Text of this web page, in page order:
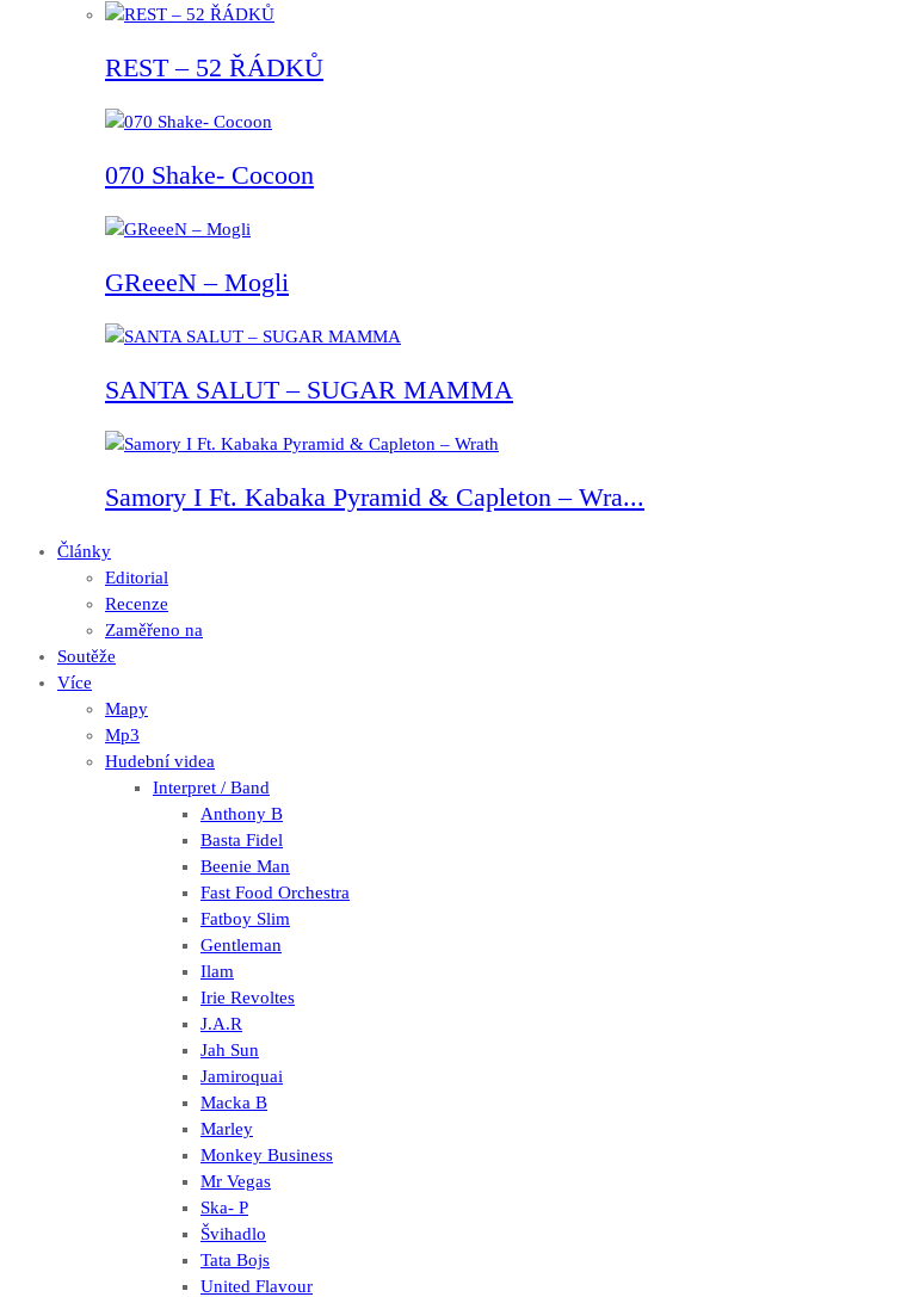
REST – 52 ŘÁDKŮ
070 Shake- Cocoon
GReeeN – Mogli
SANTA SALUT – SUGAR MAMMA
Samory I Ft. Kabaka Pyramid & Capleton – Wra...
Články
Editorial
Recenze
Zaměřeno na
Soutěže
Více
Mapy
Mp3
Hudební videa
Interpret / Band
Anthony B
Basta Fidel
Beenie Man
Fast Food Orchestra
Fatboy Slim
Gentleman
Ilam
Irie Revoltes
J.A.R
Jah Sun
Jamiroquai
Macka B
Marley
Monkey Business
Mr Vegas
Ska- P
Švihadlo
Tata Bojs
United Flavour